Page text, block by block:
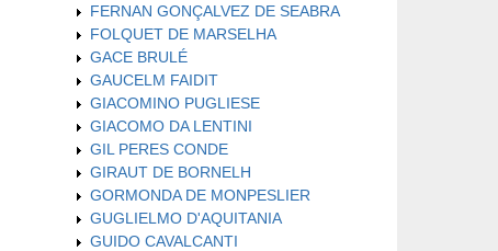
FERNAN GONÇALVEZ DE SEABRA
FOLQUET DE MARSELHA
GACE BRULÉ
GAUCELM FAIDIT
GIACOMINO PUGLIESE
GIACOMO DA LENTINI
GIL PERES CONDE
GIRAUT DE BORNELH
GORMONDA DE MONPESLIER
GUGLIELMO D'AQUITANIA
GUIDO CAVALCANTI